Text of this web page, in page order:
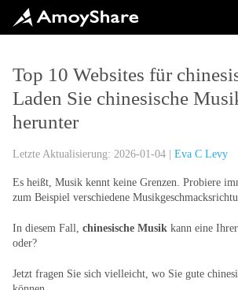
Top 10 Websites für
Laden Sie chinesische
herunter
Letzte Aktualisierung: 2026-01-04 | Eva C Levy
Es heißt, Musik kennt keine Grenzen. Probiere
zum Beispiel verschiedene
In diesem Fall, chinesische Musik kann eine
oder?
Jetzt fragen Sie sich vielleicht, wo Sie gute